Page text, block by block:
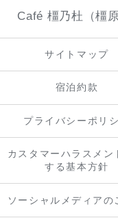
Café 橿乃杜（橿
サイトマップ
宿泊約款
プライバシーポリ
カスタマーハラスメン
する基本方針
ソーシャルメディアの